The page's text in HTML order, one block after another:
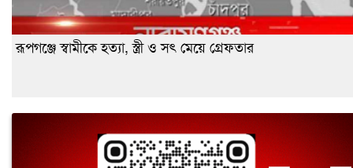
রূপগঞ্জে স্বামীকে হত্যা, স্ত্রী ও সৎ মেয়ে গ্রেফতার